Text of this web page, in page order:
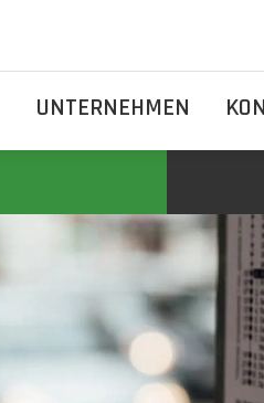
UNTERNEHMEN